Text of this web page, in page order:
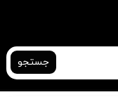
جستجو